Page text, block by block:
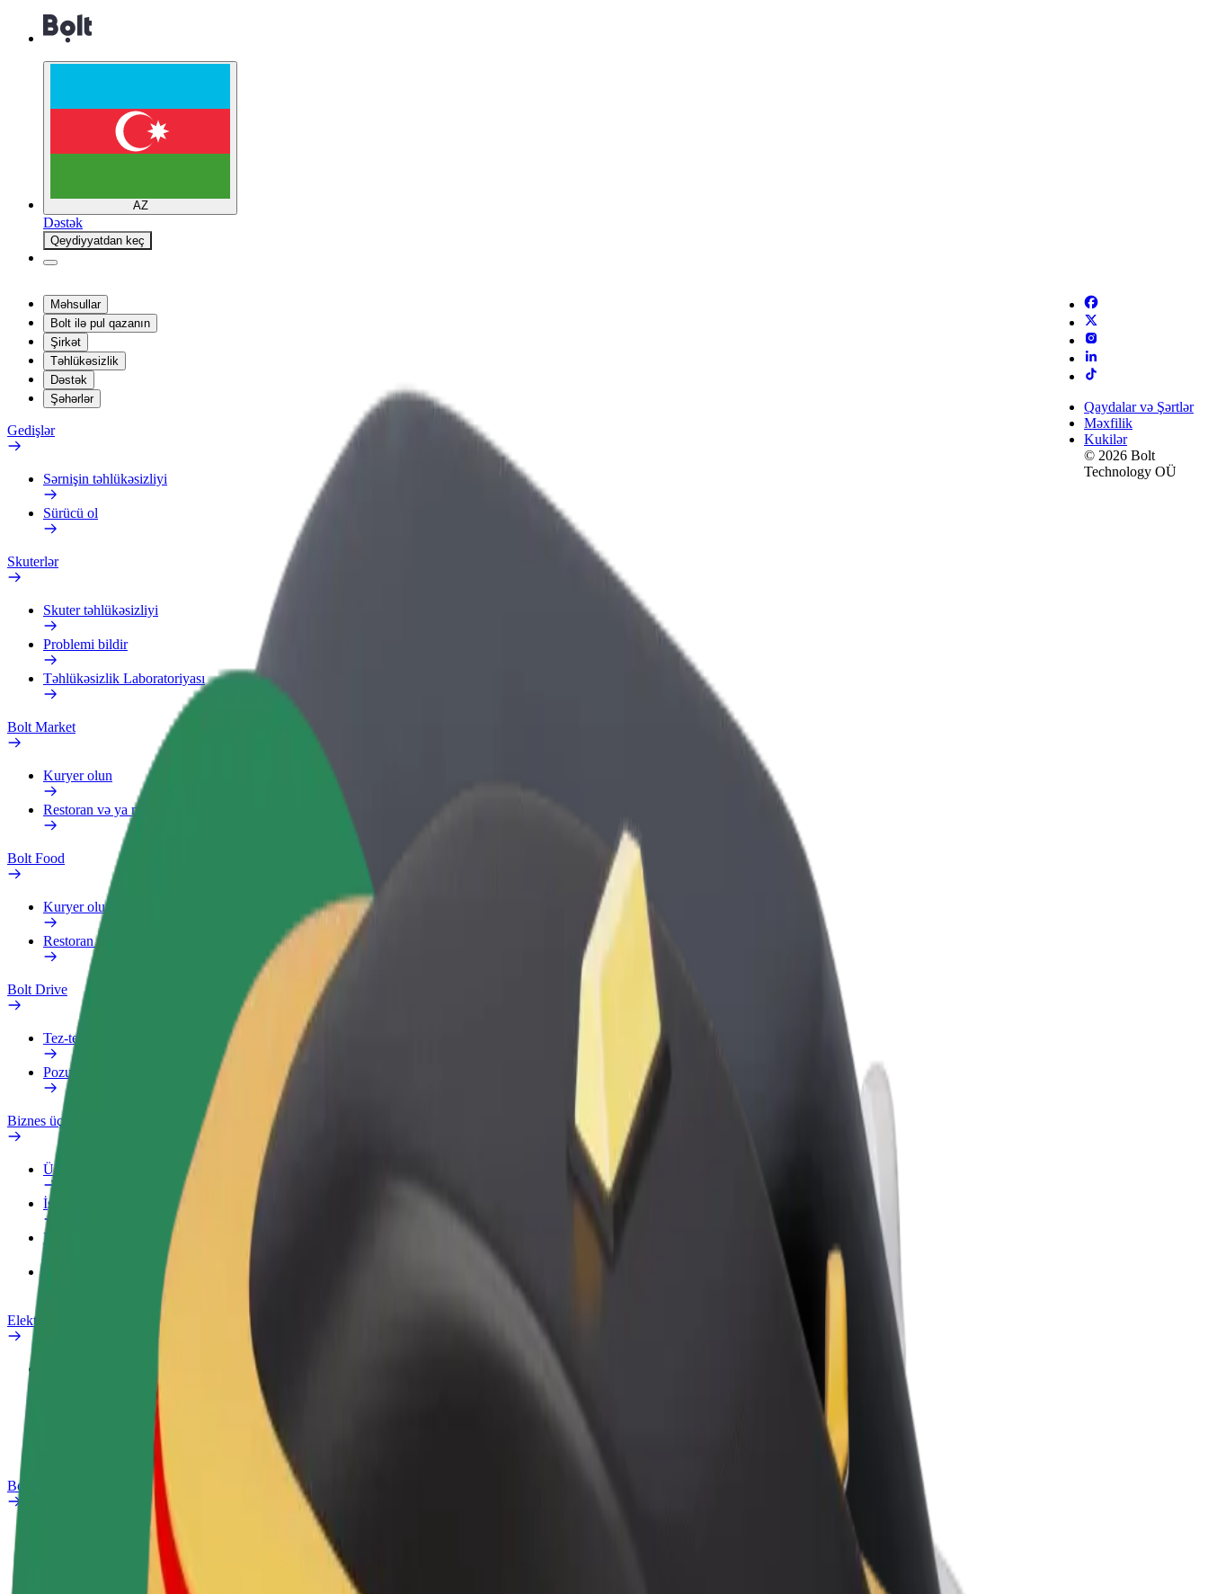
AZ
Dəstək
Qeydiyyatdan keç
Məhsullar
Bolt ilə pul qazanın
Şirkət
Təhlükəsizlik
Dəstək
Şəhərlər
Gedişlər
Sərnişin təhlükəsizliyi
Sürücü ol
Skuterlər
Skuter təhlükəsizliyi
Problemi bildir
Təhlükəsizlik Laboratoriyası
Bolt Market
Kuryer olun
Restoran və ya mağaza əlavə edin
Bolt Food
Kuryer olun
Restoran və ya mağaza əlavə edin
Bolt Drive
Tez-tez verilən suallar
Pozuntu haqqında məlumat verin
Biznes üçün Bolt
Üstünlüklər
İş profili
Məhsullar
Bolt Food for Business
Elektrikli velosipedlər
Tez-tez verilən suallar
Bolt Plus
Qaydalar və Şərtlər
Məxfilik
Kukilər
© 2026 Bolt
Technology OÜ